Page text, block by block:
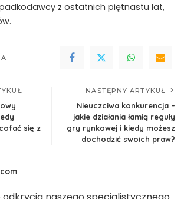
z ostatnich piętnastu lat,
się z
NASTĘPNY ARTYKUŁ
Nieuczciwa konkurencja –
jakie działania łamią reguły
gry rynkowej i kiedy możesz
dochodzić swoich praw?